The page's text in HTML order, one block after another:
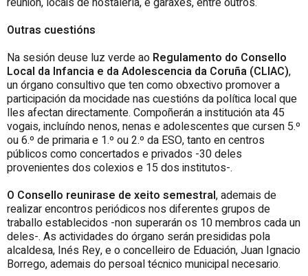
Outras cuestións
Na sesión deuse luz verde ao Regulamento do Consello
Local da Infancia e da Adolescencia da Coruña (CLIAC),
un órgano consultivo que ten como obxectivo promover a
participación da mocidade nas cuestións da política local que
lles afectan directamente. Compoñerán a institución ata 45
vogais, incluíndo nenos, nenas e adolescentes que cursen 5.º
ou 6.º de primaria e 1.º ou 2.º da ESO, tanto en centros
públicos como concertados e privados -30 deles
provenientes dos colexios e 15 dos institutos-.
O Consello reunirase de xeito semestral, ademais de
realizar encontros periódicos nos diferentes grupos de
traballo establecidos -non superarán os 10 membros cada un
deles-. As actividades do órgano serán presididas pola
alcaldesa, Inés Rey, e o concelleiro de Eduación, Juan Ignacio
Borrego, ademais do persoal técnico municipal necesario.